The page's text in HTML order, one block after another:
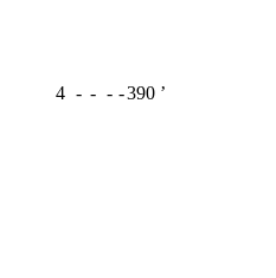
4 - - - -390 ʼ